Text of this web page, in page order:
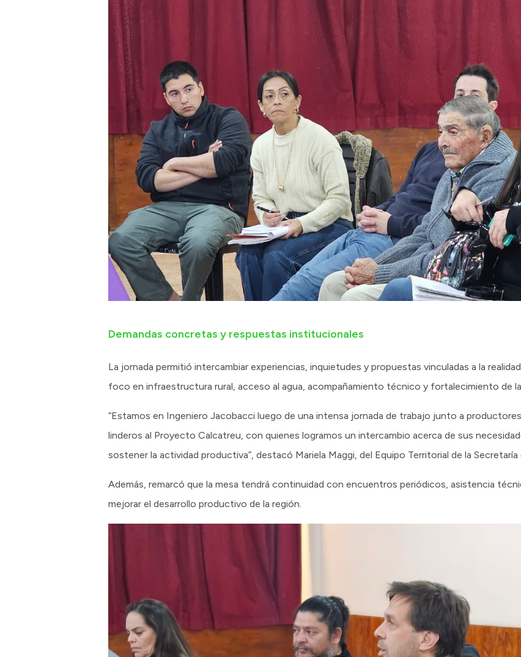
Demandas concretas y respuestas institucionales
La jornada permitió intercambiar experiencias, inquietudes y propuestas vinculadas a la
foco en infraestructura rural, acceso al agua, acompañamiento técnico y fortalecimiento de
“Estamos en Ingeniero Jacobacci luego de una intensa jornada de trabajo junto a
linderos al Proyecto Calcatreu, con quienes logramos un intercambio acerca de sus
sostener la actividad productiva”, destacó Mariela Maggi, del Equipo Territorial de la
Además, remarcó que la mesa tendrá continuidad con encuentros periódicos, asistencia
mejorar el desarrollo productivo de la región.